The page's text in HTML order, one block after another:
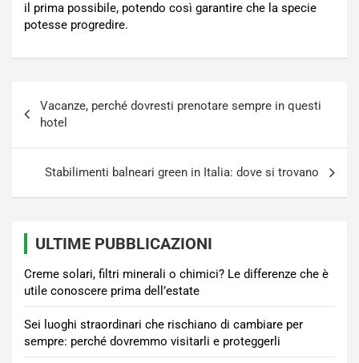
il prima possibile, potendo così garantire che la specie
potesse progredire.
articoli
Vacanze, perché dovresti prenotare sempre in questi
hotel
Stabilimenti balneari green in Italia: dove si trovano
ULTIME PUBBLICAZIONI
Creme solari, filtri minerali o chimici? Le differenze che è
utile conoscere prima dell’estate
Sei luoghi straordinari che rischiano di cambiare per
sempre: perché dovremmo visitarli e proteggerli